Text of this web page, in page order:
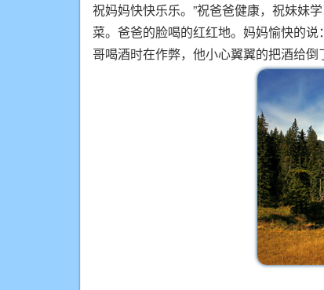
祝妈妈快快乐乐。”祝爸爸健康，祝妹妹
菜。爸爸的脸喝的红红地。妈妈愉快的
哥喝酒时在作弊，他小心翼翼的把酒给倒